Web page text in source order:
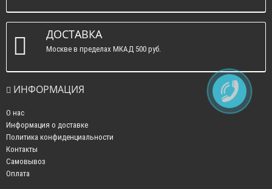
ДОСТАВКА
Москве в пределах МКАД 500 руб.
ИНФОРМАЦИЯ
О нас
Информация о доставке
Политика конфиденциальности
Контакты
Самовывоз
Оплата